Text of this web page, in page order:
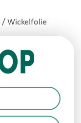
/ Wickelfolie